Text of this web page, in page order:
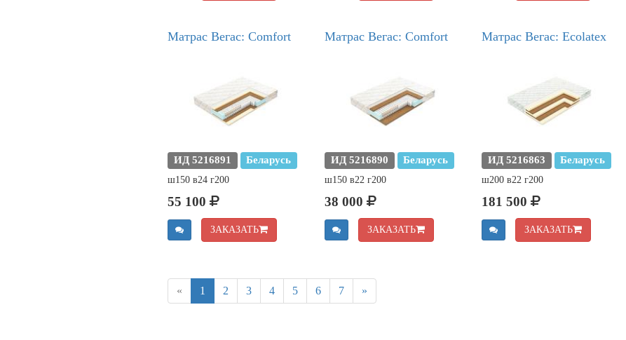
Матрас Вегас: Comfort
ИД 5216891 Беларусь
ш150 в24 г200
55 100
ЗАКАЗАТЬ
Матрас Вегас: Comfort
ИД 5216890 Беларусь
ш150 в22 г200
38 000
ЗАКАЗАТЬ
Матрас Вегас: Ecolatex
ИД 5216863 Беларусь
ш200 в22 г200
181 500
ЗАКАЗАТЬ
« 1 2 3 4 5 6 7 »